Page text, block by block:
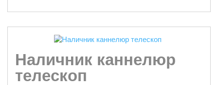
Наличник каннелюр
телескоп